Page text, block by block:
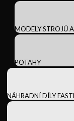
MODELY STROJŮ
POTAHY
NÁHRADNÍ DÍLY